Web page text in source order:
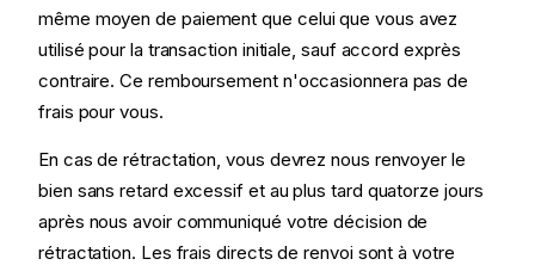
même moyen de paiement que celui que vous avez
utilisé pour la transaction initiale, sauf accord exprès
contraire. Ce remboursement n'occasionnera pas de
frais pour vous.
En cas de rétractation, vous devrez nous renvoyer le
bien sans retard excessif et au plus tard quatorze jours
après nous avoir communiqué votre décision de
rétractation. Les frais directs de renvoi sont à votre